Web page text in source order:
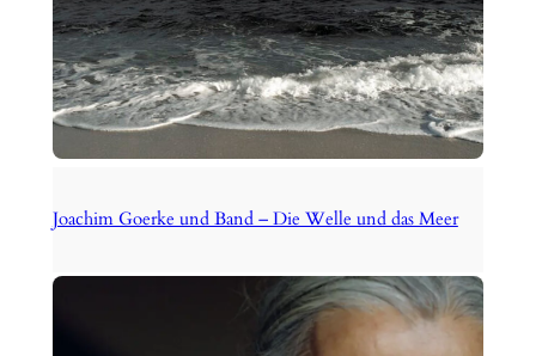
Joachim Goerke und Band – Die Welle und das Meer